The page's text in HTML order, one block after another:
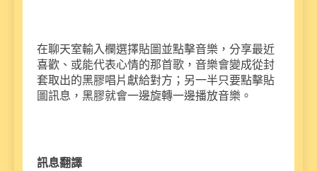
在聊天室輸入欄選擇貼圖並點擊音樂，分享最近
喜歡、或能代表心情的那首歌，音樂會變成從封
套取出的黑膠唱片獻給對方；另一半只要點擊貼
圖訊息，黑膠就會一邊旋轉一邊播放音樂。
訊息翻譯